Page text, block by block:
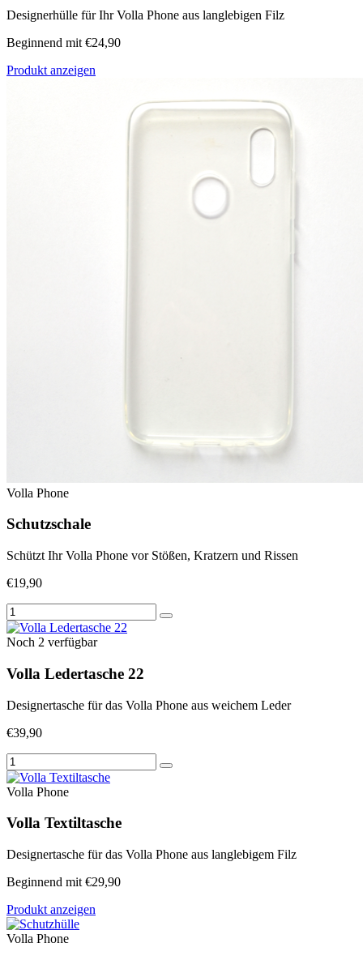
Designerhülle für Ihr Volla Phone aus langlebigen Filz
Beginnend mit €24,90
Produkt anzeigen
Volla Phone
Schutzschale
Schützt Ihr Volla Phone vor Stößen, Kratzern und Rissen
€19,90
Noch 2 verfügbar
Volla Ledertasche 22
Designertasche für das Volla Phone aus weichem Leder
€39,90
Volla Phone
Volla Textiltasche
Designertasche für das Volla Phone aus langlebigem Filz
Beginnend mit €29,90
Produkt anzeigen
Volla Phone